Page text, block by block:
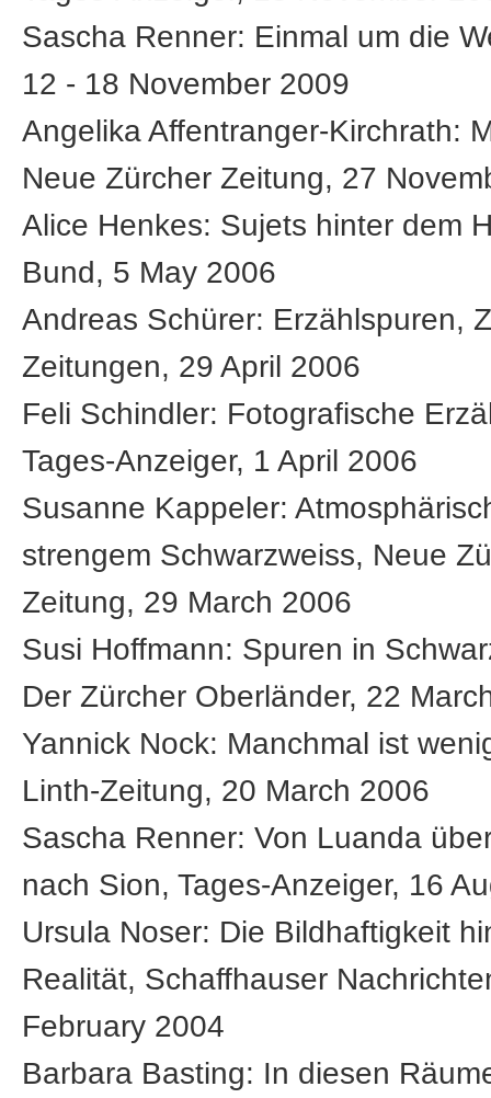
Sascha Renner: Einmal um die
12 - 18 November 2009
Angelika Affentranger-Kirchrath:
Neue Zürcher Zeitung, 27
Alice Henkes: Sujets hinter dem
Bund, 5 May 2006
Andreas Schürer: Erzählspuren,
Zeitungen, 29 April 2006
Feli Schindler: Fotografische
Tages-Anzeiger, 1 April 2006
Susanne Kappeler:
strengem Schwarzweiss, Neue
Zeitung, 29 March 2006
Susi Hoffmann: Spuren in
Der Zürcher Oberländer, 22
Yannick Nock: Manchmal ist
Linth-Zeitung, 20 March 2006
Sascha Renner: Von Luanda
nach Sion, Tages-Anzeiger, 16
Ursula Noser: Die Bildhaftigkeit
Realität, Schaffhauser
February 2004
Barbara Basting: In diesen